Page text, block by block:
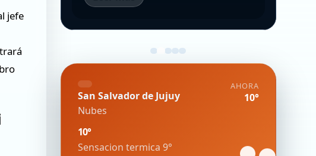
jefe
San Salvador de Jujuy
Nubes
AHORA
10°
10°
Sensacion termica 9°